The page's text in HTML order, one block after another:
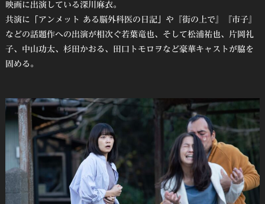
映画に出演している深川麻衣。
共演に「アンメット ある脳外科医の日記」や『街の上で』『市子』
などの話題作への出演が相次ぐ若葉竜也、そして松浦祐也、片岡礼
子、中山功太、杉田かおる、田口トモロヲなど豪華キャストが脇を
固める。